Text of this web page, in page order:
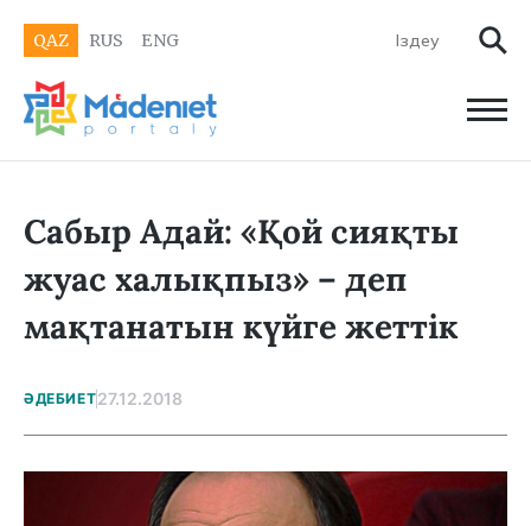
QAZ RUS ENG
Сабыр Адай: «Қой сияқты
жуас халықпыз» – деп
мақтанатын күйге жеттік
ӘДЕБИЕТ27.12.2018